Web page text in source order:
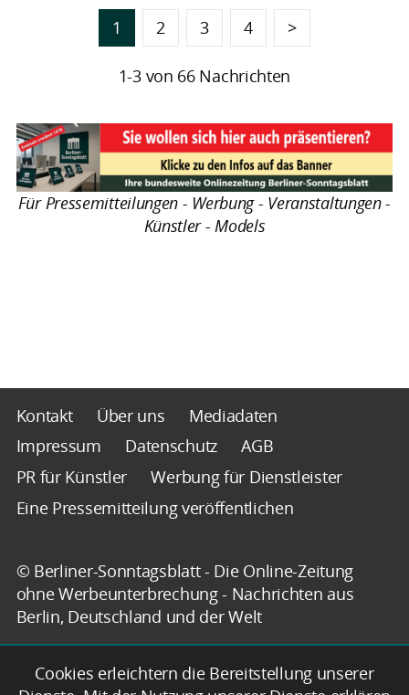
1 2 3 4 >
1-3 von 66 Nachrichten
Für Pressemitteilungen - Werbung - Veranstaltungen -
Künstler - Models
Kontakt Über uns
Mediadaten
Impressum
Datenschutz
AGB
PR für Künstler
Werbung für Dienstleister
Eine Pressemitteilung veröffentlichen
© Berliner-Sonntagsblatt - Die Online-Zeitung
ohne Werbeunterbrechung - Nachrichten aus
Berlin, Deutschland und der Welt
Cookies erleichtern die Bereitstellung unserer